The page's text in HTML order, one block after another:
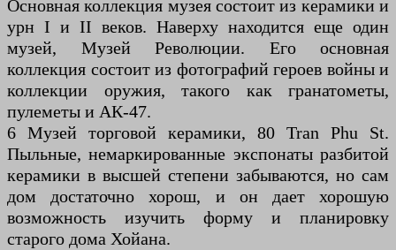
Основная коллекция музея состоит из керамики и
урн I и II веков. Наверху находится еще один
музей, Музей Революции. Его основная
коллекция состоит из фотографий героев войны и
коллекции оружия, такого как гранатометы,
пулеметы и АК-47.
6 Музей торговой керамики, 80 Tran Phu St.
Пыльные, немаркированные экспонаты разбитой
керамики в высшей степени забываются, но сам
дом достаточно хорош, и он дает хорошую
возможность изучить форму и планировку
старого дома Хойана.